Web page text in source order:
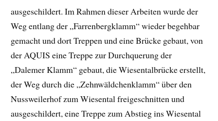
ausgeschildert. Im Rahmen dieser Arbeiten wurde der
Weg entlang der „Farrenbergklamm“ wieder begehbar
gemacht und dort Treppen und eine Brücke gebaut, von
der AQUIS eine Treppe zur Durchquerung der
„Dalemer Klamm“ gebaut, die Wiesentalbrücke erstellt,
der Weg durch die „Zehnwäldchenklamm“ über den
Nussweilerhof zum Wiesental freigeschnitten und
ausgeschildert, eine Treppe zum Abstieg ins Wiesental